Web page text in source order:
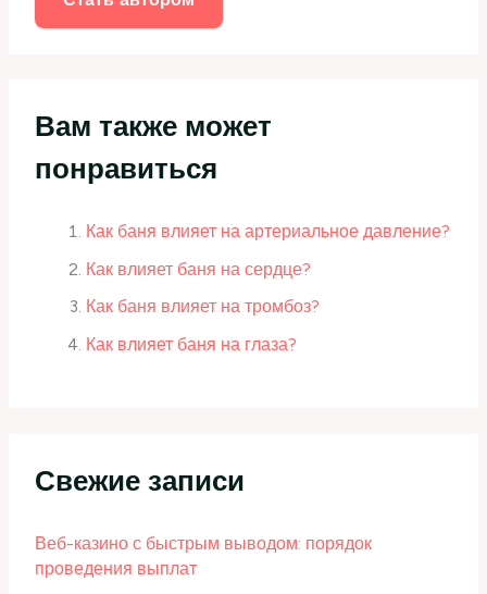
Вам также может
понравиться
Как баня влияет на артериальное давление?
Как влияет баня на сердце?
Как баня влияет на тромбоз?
Как влияет баня на глаза?
Свежие записи
Веб-казино с быстрым выводом: порядок
проведения выплат